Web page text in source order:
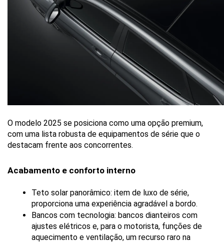
O modelo 2025 se posiciona como uma opção premium,
com uma lista robusta de equipamentos de série que o
destacam frente aos concorrentes.
Acabamento e conforto interno
Teto solar panorâmico: item de luxo de série,
proporciona uma experiência agradável a bordo.
Bancos com tecnologia: bancos dianteiros com
ajustes elétricos e, para o motorista, funções de
aquecimento e ventilação, um recurso raro na